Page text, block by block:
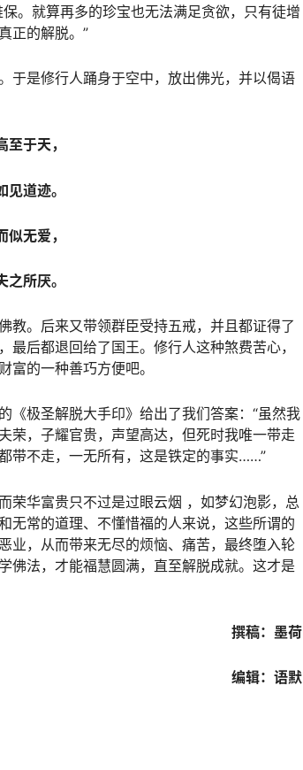
。就算再多的珍宝也无法满足贪欲，只有徒增
正的解脱。”
于是修行人踊身于空中，放出佛光，并以偈语
至于天，
道迹。
无爱，
所厌。
教。后来又带领群臣受持五戒，并且都证得了
后都退回给了国王。修行人这种煞费苦心，
的一种善巧方便吧。
《极圣解脱大手印》给出了我们答案：“虽然我
荣，子耀官贵，声望高达，但死时我唯一带走
带不走，一无所有，这是铁定的事实……”
荣华富贵只不过是过眼云烟 ，如梦幻泡影，总
无常的道理、不懂惜福的人来说，这些所谓的
业，从而带来无尽的烦恼、痛苦，最终堕入轮
佛法，才能福慧圆满，直至解脱成就。这才是
撰稿：墨荷
编辑：语默